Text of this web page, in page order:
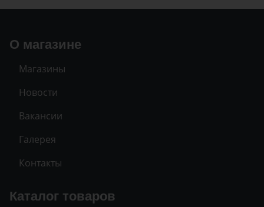
О магазине
Магазины
Новости
Вакансии
Галерея
Контакты
Каталог товаров